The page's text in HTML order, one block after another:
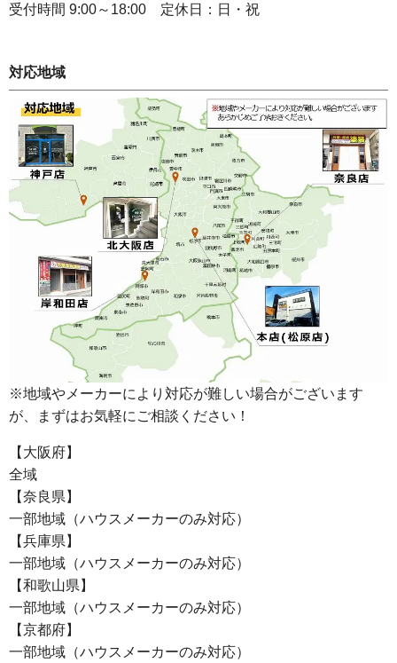
受付時間 9:00～18:00 定休日：日・祝
対応地域
※地域やメーカーにより対応が難しい場合がございます
が、まずはお気軽にご相談ください！
【大阪府】
全域
【奈良県】
一部地域（ハウスメーカーのみ対応）
【兵庫県】
一部地域（ハウスメーカーのみ対応）
【和歌山県】
一部地域（ハウスメーカーのみ対応）
【京都府】
一部地域（ハウスメーカーのみ対応）